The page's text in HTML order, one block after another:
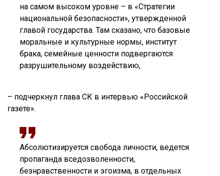
на самом высоком уровне – в «Стратегии
национальной безопасности», утвержденной
главой государства. Там сказано, что базовые
моральные и культурные нормы, институт
брака, семейные ценности подвергаются
разрушительному воздействию,
– подчеркнул глава СК в интервью «Российской
газете».
Абсолютизируется свобода личности, ведется
пропаганда вседозволенности,
безнравственности и эгоизма, в отдельных